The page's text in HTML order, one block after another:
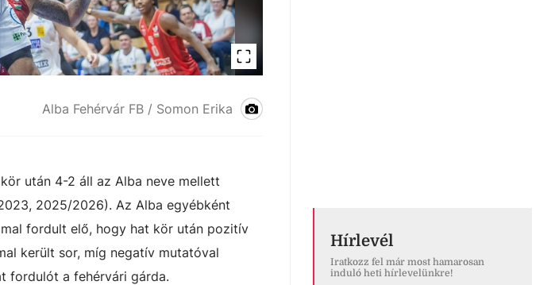
Alba Fehérvár FB / Somon Erika
után 4-2 áll az Alba neve mellett
2025/2026). Az Alba egyébként
fordult elő, hogy hat kör után pozitív
került sor, míg negatív mutatóval
fordulót a fehérvári gárda.
Hírlevél
Iratkozz fel már most hamarosan
induló heti hírlevelünkre!